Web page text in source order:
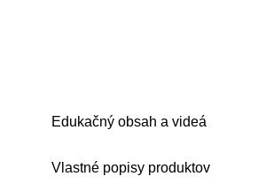
Edukačný obsah a videá
Vlastné popisy produktov